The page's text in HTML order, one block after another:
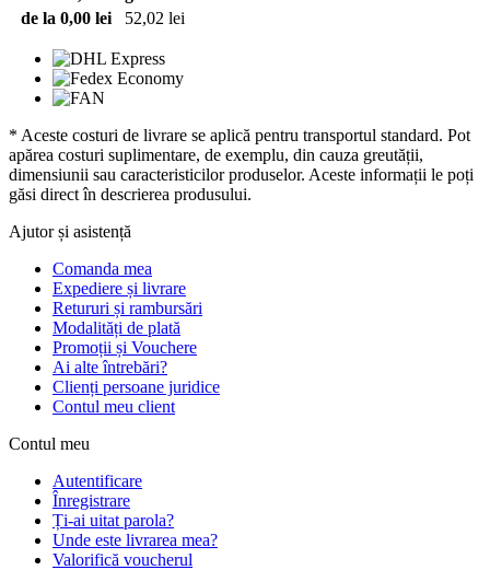
de la 0,00 lei
52,02 lei
* Aceste costuri de livrare se aplică pentru transportul standard. Pot
apărea costuri suplimentare, de exemplu, din cauza greutății,
dimensiunii sau caracteristicilor produselor. Aceste informații le poți
găsi direct în descrierea produsului.
Ajutor și asistență
Comanda mea
Expediere și livrare
Retururi și rambursări
Modalități de plată
Promoții și Vouchere
Ai alte întrebări?
Clienți persoane juridice
Contul meu client
Contul meu
Autentificare
Înregistrare
Ți-ai uitat parola?
Unde este livrarea mea?
Valorifică voucherul